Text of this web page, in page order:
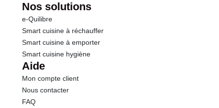
Nos solutions
e-Quilibre
Smart cuisine à réchauffer
Smart cuisine à emporter
Smart cuisine hygiène
Aide
Mon compte client
Nous contacter
FAQ